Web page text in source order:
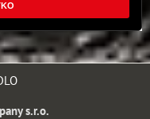
s.r.o.